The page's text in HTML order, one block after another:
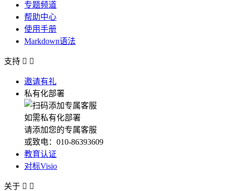
专题频道
帮助中心
使用手册
Markdown语法
支持  
邀请有礼
私有化部署
如需私有化部署
请添加您的专属客服
或致电：010-86393609
教育认证
对标Visio
关于  